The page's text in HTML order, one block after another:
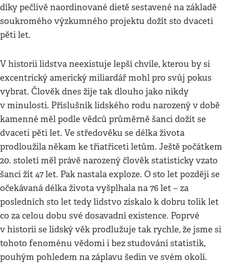
díky pečlivě naordinované dietě sestavené na základě
soukromého výzkumného projektu dožít sto dvaceti
pěti let.
V historii lidstva neexistuje lepší chvíle, kterou by si
excentrický americký miliardář mohl pro svůj pokus
vybrat. Člověk dnes žije tak dlouho jako nikdy
v minulosti. Příslušník lidského rodu narozený v době
kamenné měl podle vědců průměrně šanci dožít se
dvaceti pěti let. Ve středověku se délka života
prodloužila někam ke třiatřiceti letům. Ještě počátkem
20. století měl právě narozený člověk statisticky vzato
šanci žít 47 let. Pak nastala exploze. O sto let později se
očekávaná délka života vyšplhala na 76 let – za
posledních sto let tedy lidstvo získalo k dobru tolik let
co za celou dobu své dosavadní existence. Poprvé
v historii se lidský věk prodlužuje tak rychle, že jsme si
tohoto fenoménu vědomi i bez studování statistik,
pouhým pohledem na záplavu šedin ve svém okolí.